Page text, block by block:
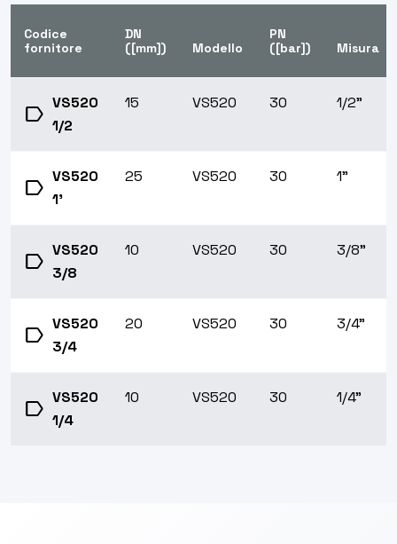
Codice
fornitore
DN
([mm])
Modello
PN
([bar])
Misura
label VS520
1/2
15 VS520 30 1/2"
label VS520
1'
25 VS520 30 1"
label VS520
3/8
10 VS520 30 3/8"
label VS520
3/4
20 VS520 30 3/4"
label VS520
1/4
10 VS520 30 1/4"